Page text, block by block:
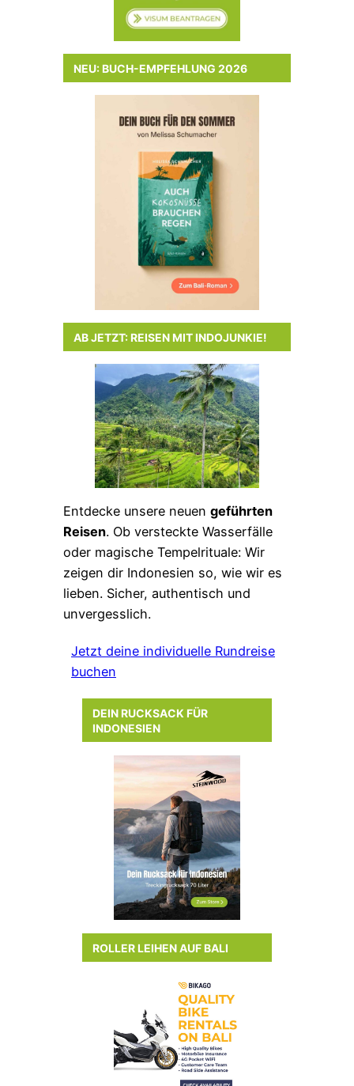
NEU: BUCH-EMPFEHLUNG 2026
AB JETZT: REISEN MIT INDOJUNKIE!
Entdecke unsere neuen geführten
Reisen. Ob versteckte Wasserfälle
oder magische Tempelrituale: Wir
zeigen dir Indonesien so, wie wir es
lieben. Sicher, authentisch und
unvergesslich.
Jetzt deine individuelle Rundreise
buchen
DEIN RUCKSACK FÜR
INDONESIEN
ROLLER LEIHEN AUF BALI